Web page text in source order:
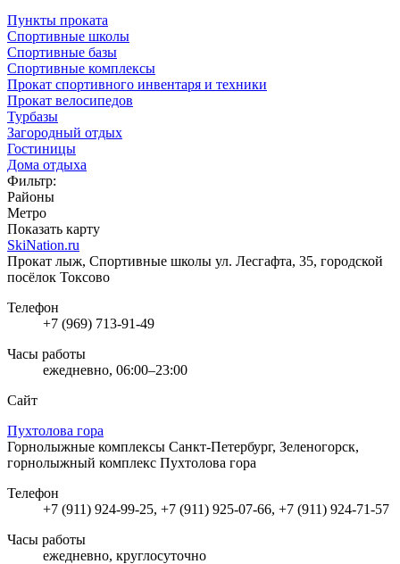
Пункты проката
Спортивные школы
Спортивные базы
Спортивные комплексы
Прокат спортивного инвентаря и техники
Прокат велосипедов
Турбазы
Загородный отдых
Гостиницы
Дома отдыха
Фильтр:
Районы
Метро
Показать карту
SkiNation.ru
Прокат лыж, Спортивные школы ул. Лесгафта, 35, городской
посёлок Токсово
Телефон
+7 (969) 713-91-49
Часы работы
ежедневно, 06:00–23:00
Сайт
Пухтолова гора
Горнолыжные комплексы Санкт-Петербург, Зеленогорск,
горнолыжный комплекс Пухтолова гора
Телефон
+7 (911) 924-99-25, +7 (911) 925-07-66, +7 (911) 924-71-57
Часы работы
ежедневно, круглосуточно